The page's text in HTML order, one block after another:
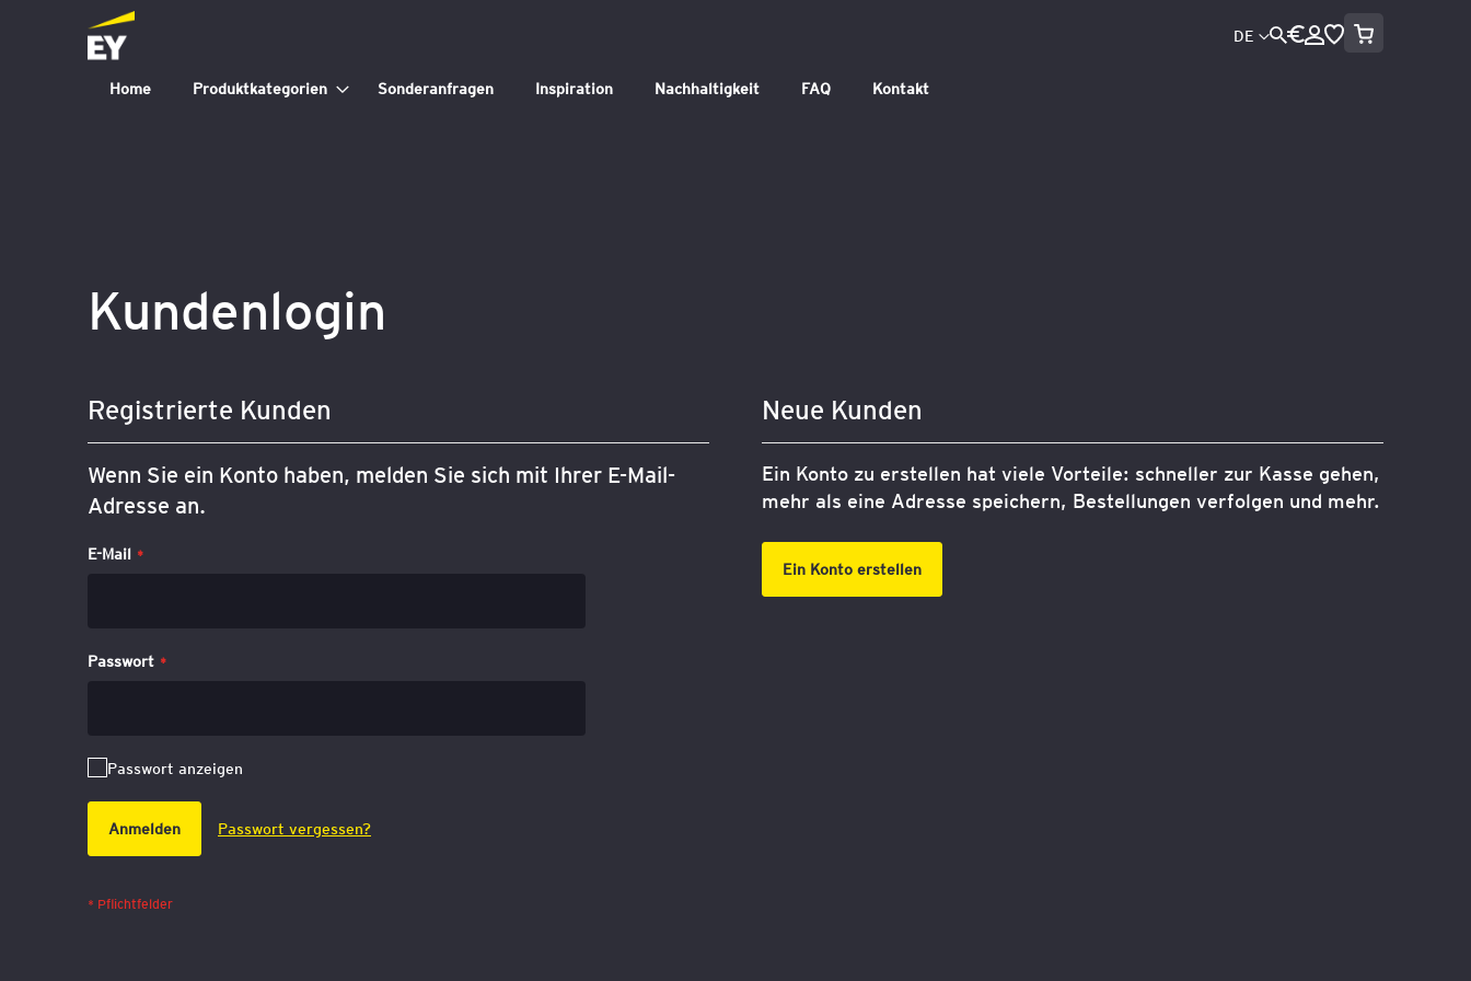
Home Produktkategorien Sonderanfragen Inspiration Nachhaltigkeit FAQ Kontakt
Währung
Sprache
DE Mein
Kundenlogin
Registrierte Kunden
Wenn Sie ein Konto haben, melden Sie sich mit Ihrer E-Mail-
Adresse an.
E-Mail
Passwort
Passwort anzeigen
Anmelden Passwort vergessen?
Neue Kunden
Ein Konto zu erstellen hat viele Vorteile: schneller zur Kasse gehen,
mehr als eine Adresse speichern, Bestellungen verfolgen und mehr.
Ein Konto erstellen